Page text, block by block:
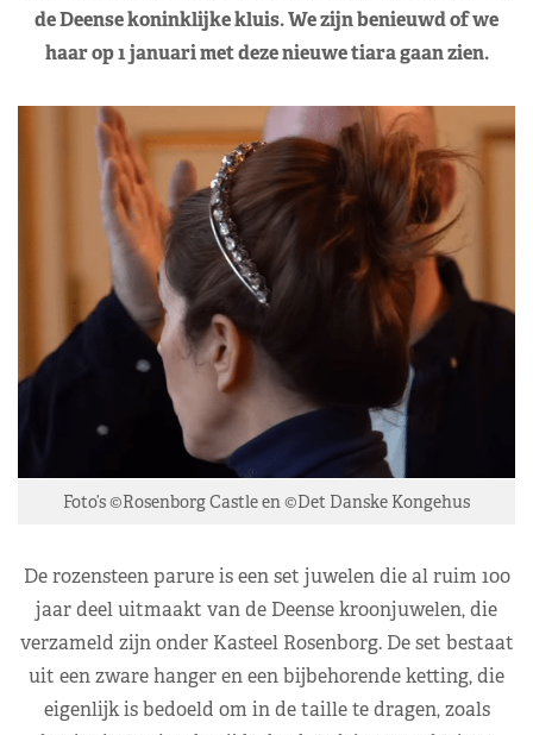
de Deense koninklijke kluis. We zijn benieuwd of we
haar op 1 januari met deze nieuwe tiara gaan zien.
Foto’s ©Rosenborg Castle en ©Det Danske Kongehus
De rozensteen parure is een set juwelen die al ruim 100
jaar deel uitmaakt van de Deense kroonjuwelen, die
verzameld zijn onder Kasteel Rosenborg. De set bestaat
uit een zware hanger en een bijbehorende ketting, die
eigenlijk is bedoeld om in de taille te dragen, zoals